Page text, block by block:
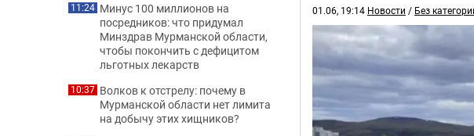
01.06, 19:14 Новости / Без
11:24 Минус 100 миллионов на
посредников: что придумал
Минздрав Мурманской области,
чтобы покончить с дефицитом
льготных лекарств
10:37 Волков к отстрелу: почему в
Мурманской области нет лимита
на добычу этих хищников?